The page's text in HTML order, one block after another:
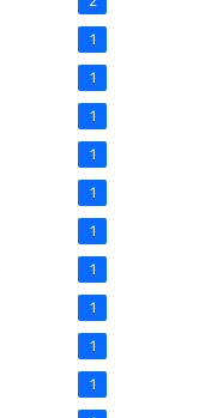
1
1
1
1
1
1
1
1
1
1